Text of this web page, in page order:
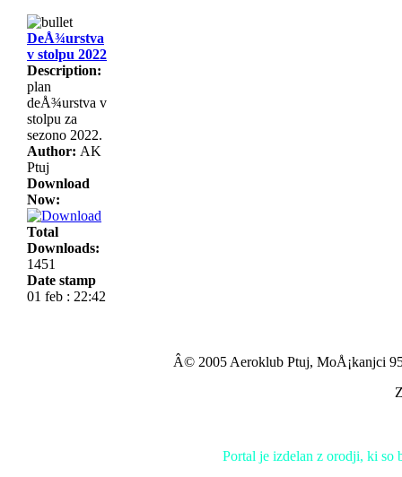
DeÅ¾urstva
v stolpu 2022
Description:
plan
deÅ¾urstva v
stolpu za
sezono 2022.
Author: AK
Ptuj
Download
Now:
Total
Downloads:
1451
Date stamp
01 feb : 22:42
Â© 2005 Aeroklub Ptuj, MoÅ¡kanjci
Portal je izdelan z orodji, ki so